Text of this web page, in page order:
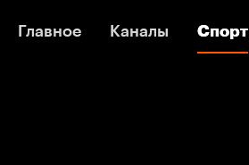
Главное Каналы Спорт
Главное Каналы Спорт